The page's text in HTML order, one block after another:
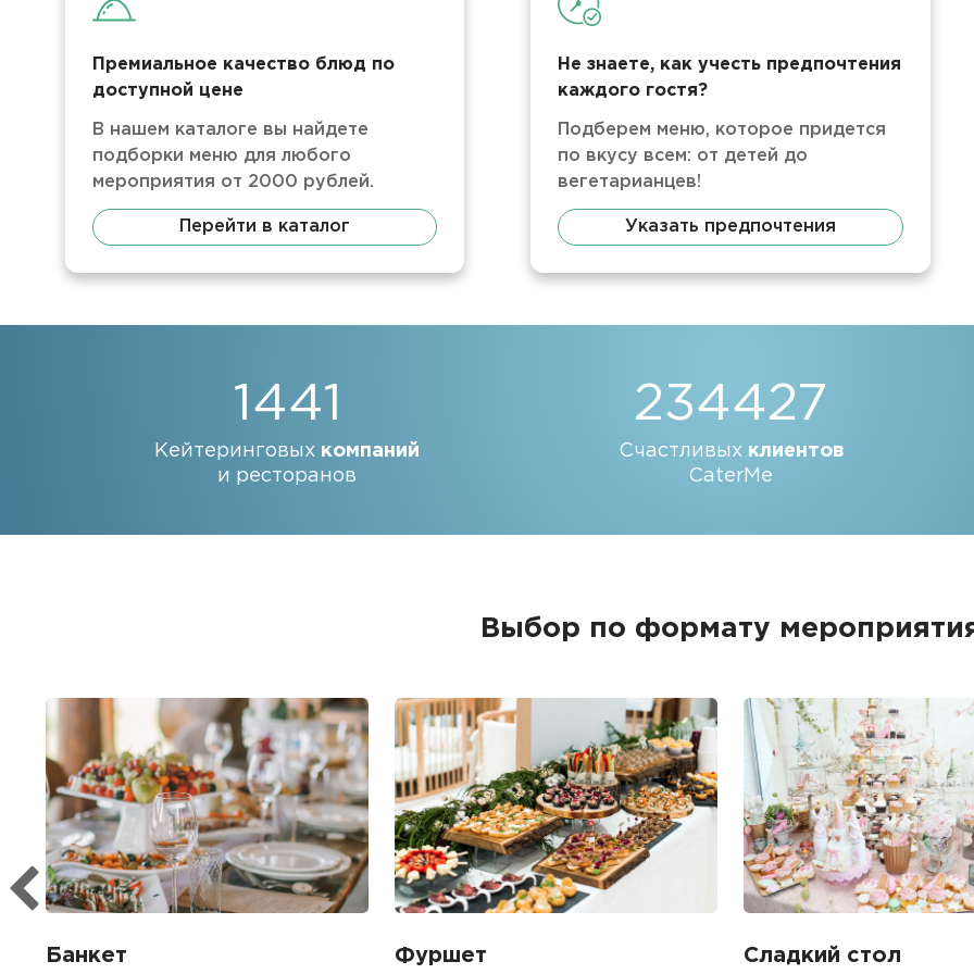
Премиальное качество блюд по
доступной цене
В нашем каталоге вы найдете
подборки меню для любого
мероприятия от 2000 рублей.
Перейти в каталог
Не знаете, как учесть предпочтения
каждого гостя?
Подберем меню, которое придется
по вкусу всем: от детей до
вегетарианцев!
Указать предпочтения
1441
Кейтеринговых компаний
и ресторанов
234427
Счастливых клиентов
CaterMe
Выбор по формату
Банкет Фуршет Сладкий стол